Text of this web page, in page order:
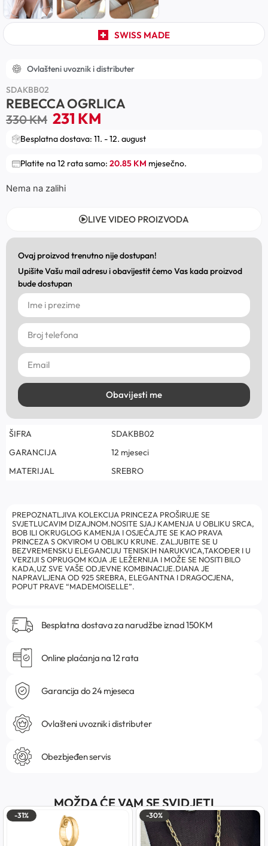
SWISS MADE
Ovlašteni uvoznik i distributer
SDAKBB02
REBECCA OGRLICA
330KM 231 KM
Besplatna dostava: 11. - 12. august
Platite na 12 rata samo: 20.85 KM mjesečno.
Nema na zalihi
LIVE VIDEO PROIZVODA
Ovaj proizvod trenutno nije dostupan!
Upišite Vašu mail adresu i obavijestit ćemo Vas kada proizvod
bude dostupan
Obavijesti me
ŠIFRA
SDAKBB02
GARANCIJA
12 mjeseci
MATERIJAL
SREBRO
PREPOZNATLJIVA KOLEKCIJA PRINCEZA PROŠIRUJE SE
SVJETLUCAVIM DIZAJNOM.NOSITE SJAJ KAMENJA U OBLIKU SRCA,
BOB ILI OKRUGLOG KAMENJA I OSJEĆAJTE SE KAO PRAVA
PRINCEZA S OKVIROM U OBLIKU KRUNE. ZALJUBITE SE U
BEZVREMENSKU ELEGANCIJU TENISKIH NARUKVICA,TAKOĐER I U
VERZIJI S OPRUGOM KOJA JE LEŽERNIJA I MOŽE SE NOSITI BILO
KADA,UZ SVE VAŠE ODJEVNE KOMBINACIJE.DIANA JE
NAPRAVLJENA OD 925 SREBRA, ELEGANTNA I DRAGOCJENA,
POPUT PRAVE “MADEMOISELLE”.
Besplatna dostava za narudžbe iznad 150KM
Online plaćanja na 12 rata
Garancija do 24 mjeseca
Ovlašteni uvoznik i distributer
Obezbjeđen servis
MOŽDA ĆE VAM SE SVIDJETI
-31% -30%